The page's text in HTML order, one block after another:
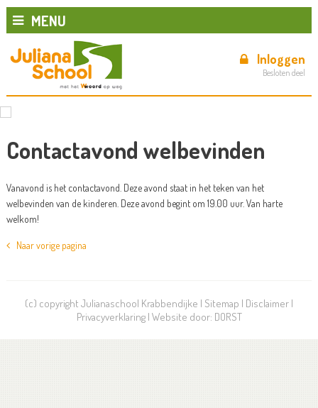
MENU
Inloggen
Besloten deel
Contactavond welbevinden
Vanavond is het contactavond. Deze avond staat in het teken van het
welbevinden van de kinderen. Deze avond begint om 19.00 uur. Van harte
welkom!
Naar vorige pagina
(c) copyright Julianaschool Krabbendijke | Sitemap | Disclaimer |
Privacyverklaring| Website door: DORST